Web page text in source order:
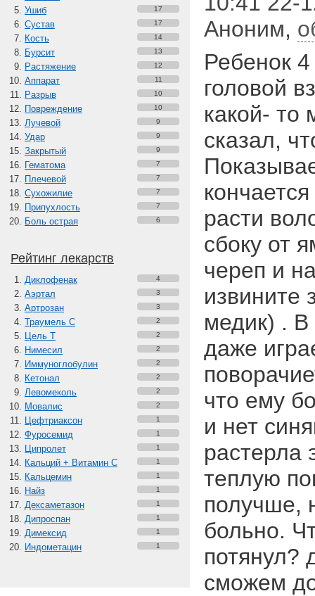
Ушиб 17
Сустав 17
Кость 14
Бурсит 13
Растяжение 12
Аппарат 11
Разрыв 10
Повреждение 10
Лучевой 9
Удар 9
Закрытый 9
Гематома 7
Плечевой 7
Сухожилие 7
Припухлость 7
Боль острая 6
Рейтинг лекарств
Диклофенак 4
Аэртал 3
Артрозан 3
Траумель С 2
Цель Т 2
Нимесил 2
Иммуноглобулин 2
Кетонал 2
Левомеколь 2
Мовалис 2
Цефтриаксон 1
Фуросемид 1
Ципролет 1
Кальций + Витамин C 1
Кальцемин 1
Найз 1
Дексаметазон 1
Дипроспан 1
Димексид 1
Индометацин 1
Аноним,
Ребенок
головой
какой- то
сказал,
расти
сбоку от
череп и
извините
медик) . В
даже
что ему
и нет
растерла
теплую
получше,
больно.
потянул?
сможем